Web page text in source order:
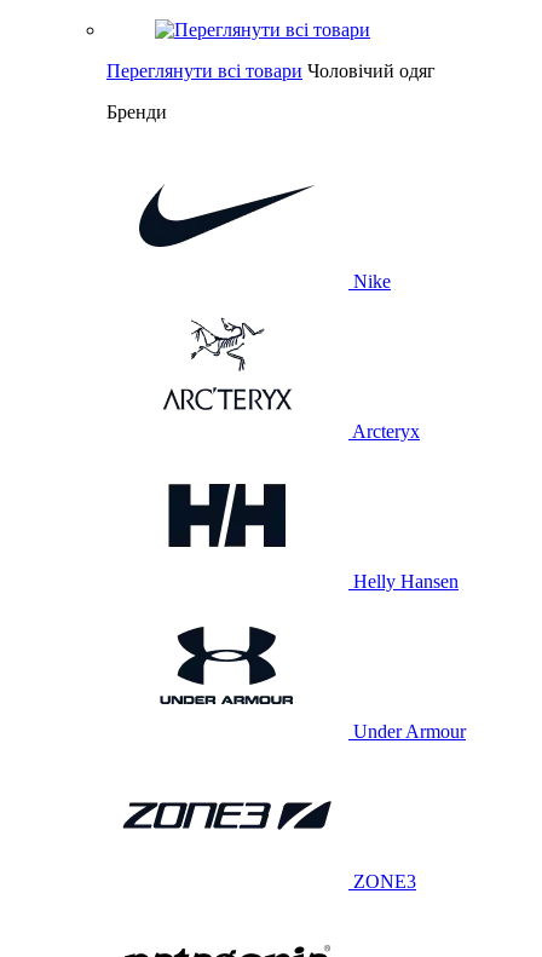
Переглянути всі товари Чоловічий одяг
Бренди
Nike
Arcteryx
Helly Hansen
Under Armour
ZONE3